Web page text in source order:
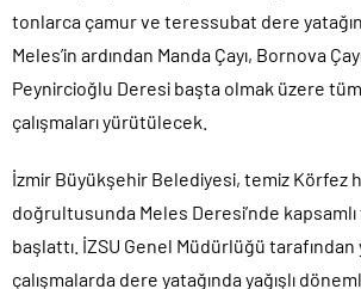
tonlarca çamur ve teressubat dere
Meles’in ardından Manda Çayı, Bornova
Peynircioğlu Deresi başta olmak üzere
çalışmaları yürütülecek.
İzmir Büyükşehir Belediyesi, temiz Körfez
doğrultusunda Meles Deresi’nde kapsamlı
başlattı. İZSU Genel Müdürlüğü
çalışmalarda dere yatağında yağışlı